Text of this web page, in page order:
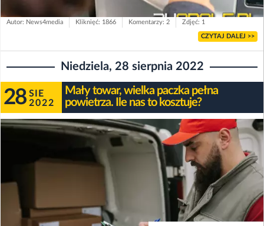
Autor: News4media Kliknięć: 1866 Komentarzy: 2 Zdjęć: 1
CZYTAJ DALEJ >>
Niedziela, 28 sierpnia 2022
28 SIE
2022
Mały towar, wielka paczka pełna
powietrza. Ile nas to kosztuje?